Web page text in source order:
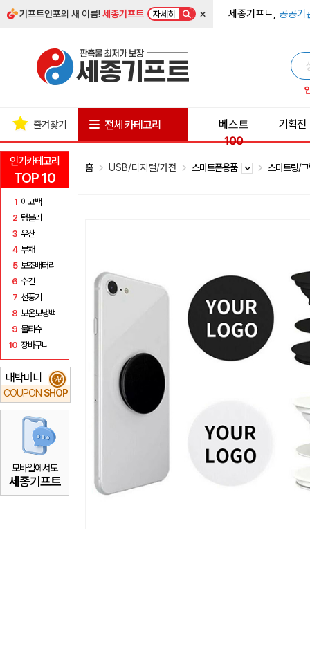
기프트인포의 새 이름!세종기프트 자세히 × 세종기프트, 공공기
인기카테고리
TOP 10
1 에코백
2 텀블러
3 우산
4 부채
5 보조배터리
6 수건
7 선풍기
8 보온보냉백
9 물티슈
10 장바구니
대박머니
COUPON SHOP
₩
모바일에서도
세종기프트
즐겨찾기 전체 카테고리
베스트
100
기획전
홈 USB/디지털/가전 스마트폰용품 스마트링/